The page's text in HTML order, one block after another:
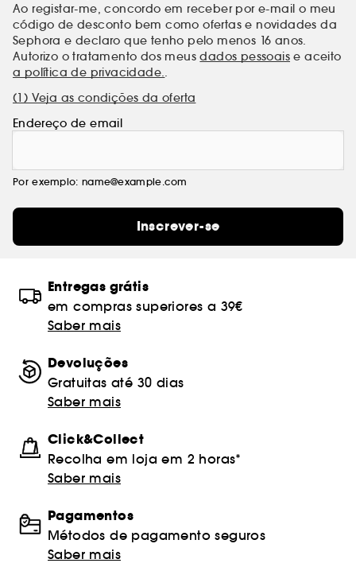
Ao registar-me, concordo em receber por e-mail o meu
código de desconto bem como ofertas e novidades da
Sephora e declaro que tenho pelo menos 16 anos.
Autorizo o tratamento dos meusdados pessoais e aceito
a política de privacidade..
(1) Veja as condições da oferta
Endereço de email
Por exemplo: name@example.com
Inscrever-se
Entregas grátis
em compras superiores a 39€
Saber mais
Devoluções
Gratuitas até 30 dias
Saber mais
Click&Collect
Recolha em loja em 2 horas*
Saber mais
Pagamentos
Métodos de pagamento seguros
Saber mais